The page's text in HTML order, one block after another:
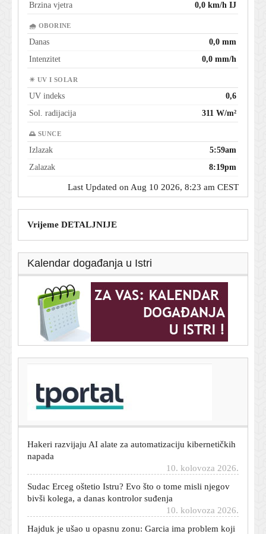
Brzina vjetra 0,0 km/h IJ
🌧 OBORINE
Danas
0,0 mm
Intenzitet
0,0 mm/h
☀ UV I SOLAR
UV indeks
0,6
Sol. radijacija
311 W/m²
🌅 SUNCE
Izlazak
5:59am
Zalazak
8:19pm
Last Updated on Aug 10 2026, 8:23 am CEST
Vrijeme DETALJNIJE
Kalendar događanja u Istri
Automobil vam je stariji od deset godina? Ove brojke
pokazuju što se tada počinje događati
napada
bivši kolega, a danas kontrolor suđenja
10. kolovoza 2026.